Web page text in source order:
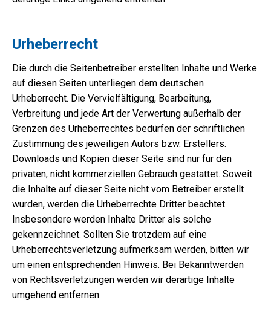
Urheberrecht
Die durch die Seitenbetreiber erstellten Inhalte und Werke
auf diesen Seiten unterliegen dem deutschen
Urheberrecht. Die Vervielfältigung, Bearbeitung,
Verbreitung und jede Art der Verwertung außerhalb der
Grenzen des Urheberrechtes bedürfen der schriftlichen
Zustimmung des jeweiligen Autors bzw. Erstellers.
Downloads und Kopien dieser Seite sind nur für den
privaten, nicht kommerziellen Gebrauch gestattet. Soweit
die Inhalte auf dieser Seite nicht vom Betreiber erstellt
wurden, werden die Urheberrechte Dritter beachtet.
Insbesondere werden Inhalte Dritter als solche
gekennzeichnet. Sollten Sie trotzdem auf eine
Urheberrechtsverletzung aufmerksam werden, bitten wir
um einen entsprechenden Hinweis. Bei Bekanntwerden
von Rechtsverletzungen werden wir derartige Inhalte
umgehend entfernen.